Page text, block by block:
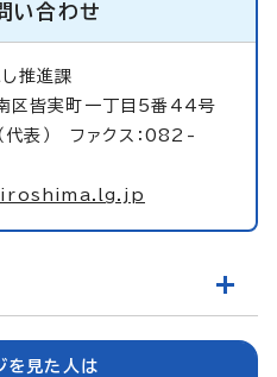
い合わせ
推進課
皆実町一丁目5番44号
表） ファクス：082-
を見た人は